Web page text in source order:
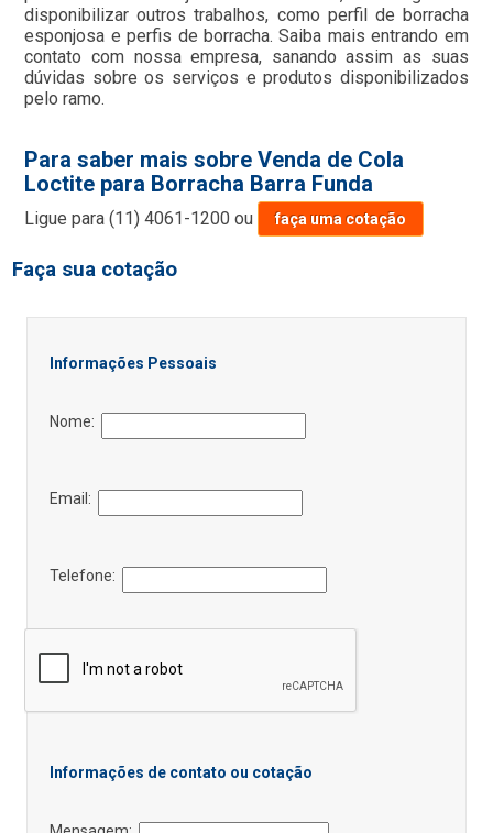
disponibilizar outros trabalhos, como perfil de borracha
esponjosa e perfis de borracha. Saiba mais entrando em
contato com nossa empresa, sanando assim as suas
dúvidas sobre os serviços e produtos disponibilizados
pelo ramo.
Para saber mais sobre Venda de Cola
Loctite para Borracha Barra Funda
Ligue para(11) 4061-1200 ou faça uma cotação
Faça sua cotação
Informações Pessoais
Nome:
Email:
Telefone:
Informações de contato ou cotação